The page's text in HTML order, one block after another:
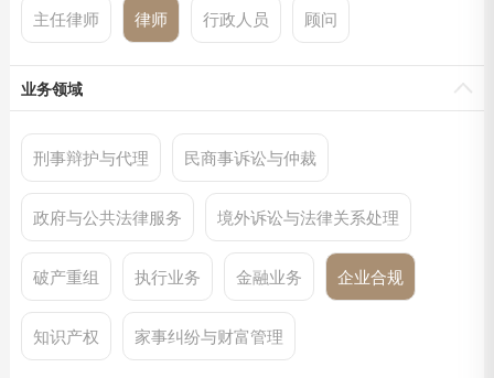
主任律师 律师 行政人员 顾问
业务领域
刑事辩护与代理 民商事诉讼与仲裁
政府与公共法律服务 境外诉讼与法律关系处理
破产重组 执行业务 金融业务 企业合规
知识产权 家事纠纷与财富管理